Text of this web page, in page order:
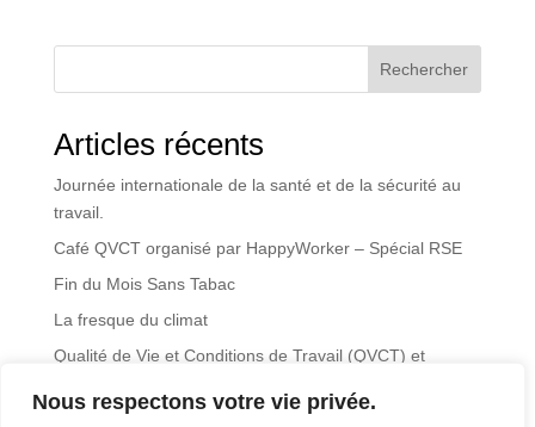
Nous respectons votre vie privée.
Rechercher
Articles récents
Journée internationale de la santé et de la sécurité au
travail.
Café QVCT organisé par HappyWorker – Spécial RSE
Fin du Mois Sans Tabac
La fresque du climat
Qualité de Vie et Conditions de Travail (QVCT) et